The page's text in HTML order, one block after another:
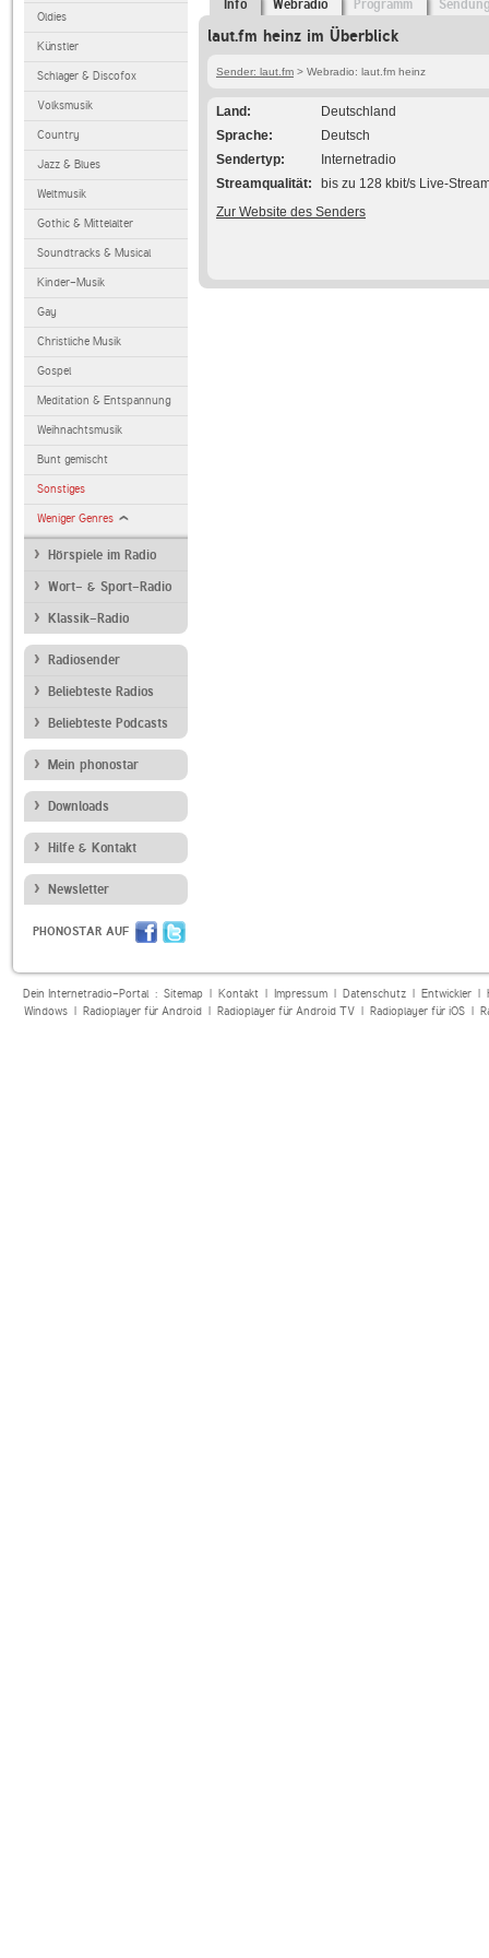
Oldies
Künstler
Schlager & Discofox
Volksmusik
Country
Jazz & Blues
Weltmusik
Gothic & Mittelalter
Soundtracks & Musical
Kinder-Musik
Gay
Christliche Musik
Gospel
Meditation & Entspannung
Weihnachtsmusik
Bunt gemischt
Sonstiges
Weniger Genres
Hörspiele im Radio
Wort- & Sport-Radio
Klassik-Radio
Radiosender
Beliebteste Radios
Beliebteste Podcasts
Mein phonostar
Downloads
Hilfe & Kontakt
Newsletter
PHONOSTAR AUF
Info Webradio Programm
laut.fm heinz im Überblick
Sender: laut.fm > Webradio: laut.fm heinz
Land
Deutschland
Sprache
Deutsch
Sendertyp
Internetradio
Streamqualität
bis zu 128 kbit/s Live-
Zur Website des Senders
Dein Internetradio-Portal : Sitemap| Kontakt| Impressum| Datenschutz| Entwickler|
Windows| Radioplayer für Android| Radioplayer für Android TV| Radioplayer für iOS|